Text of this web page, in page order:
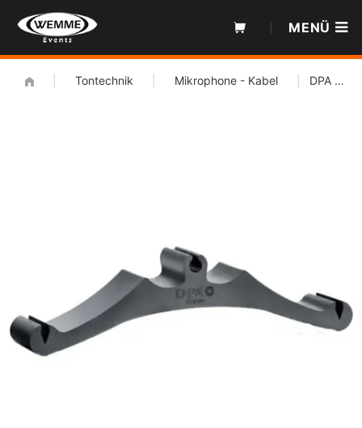
Inhalt
MENÜ
Tontechnik Mikrophone - Kabel DPA BC4099